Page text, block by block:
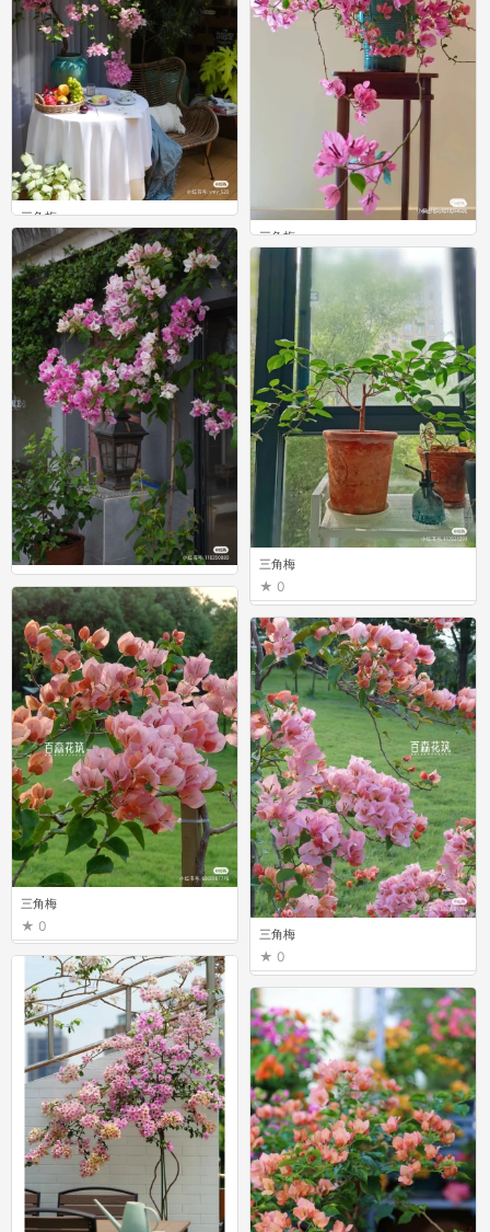
三角梅
0
三角梅
0
三角梅
0
三角梅
0
三角梅
0